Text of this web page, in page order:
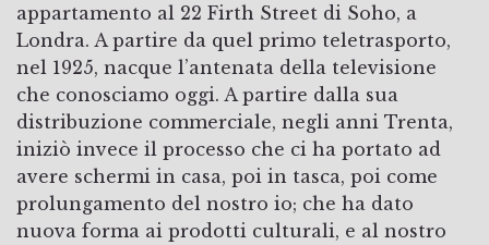
appartamento al 22 Firth Street di Soho, a
Londra. A partire da quel primo teletrasporto,
nel 1925, nacque l’antenata della televisione
che conosciamo oggi. A partire dalla sua
distribuzione commerciale, negli anni Trenta,
iniziò invece il processo che ci ha portato ad
avere schermi in casa, poi in tasca, poi come
prolungamento del nostro io; che ha dato
nuova forma ai prodotti culturali, e al nostro